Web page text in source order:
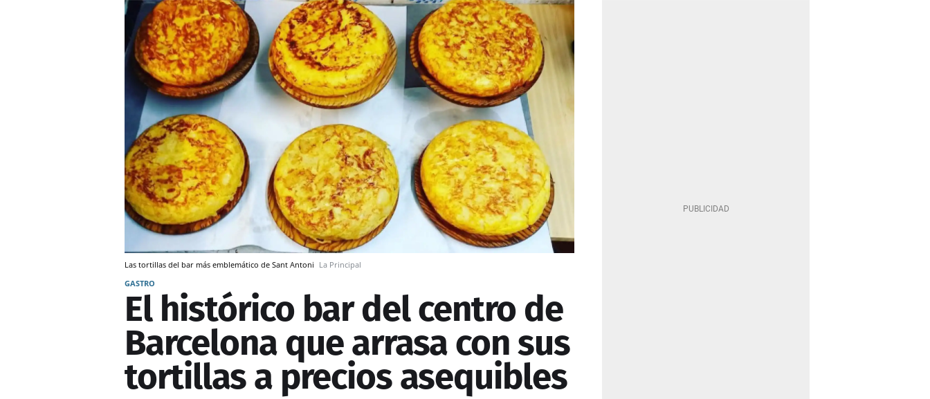
Las tortillas del bar más emblemático de Sant Antoni La Principal
GASTRO
El histórico bar del centro de
Barcelona que arrasa con sus
tortillas a precios asequibles